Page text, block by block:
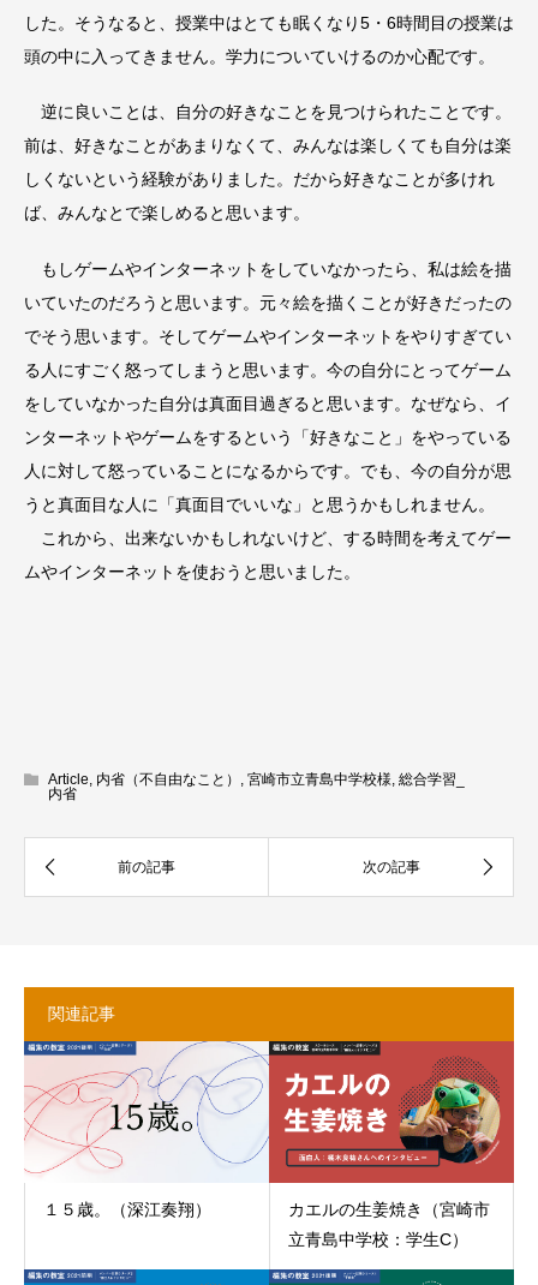
した。そうなると、授業中はとても眠くなり5・6時間目の授業は
頭の中に入ってきません。学力についていけるのか心配です。
逆に良いことは、自分の好きなことを見つけられたことです。
前は、好きなことがあまりなくて、みんなは楽しくても自分は楽
しくないという経験がありました。だから好きなことが多けれ
ば、みんなとで楽しめると思います。
もしゲームやインターネットをしていなかったら、私は絵を描
いていたのだろうと思います。元々絵を描くことが好きだったの
でそう思います。そしてゲームやインターネットをやりすぎてい
る人にすごく怒ってしまうと思います。今の自分にとってゲーム
をしていなかった自分は真面目過ぎると思います。なぜなら、イ
ンターネットやゲームをするという「好きなこと」をやっている
人に対して怒っていることになるからです。でも、今の自分が思
うと真面目な人に「真面目でいいな」と思うかもしれません。
これから、出来ないかもしれないけど、する時間を考えてゲー
ムやインターネットを使おうと思いました。
Article, 内省（不自由なこと） , 宮崎市立青島中学校様, 総合学習_
内省
関連記事
１５歳。（深江奏翔）
カエルの生姜焼き（宮崎市
立青島中学校：学生C）